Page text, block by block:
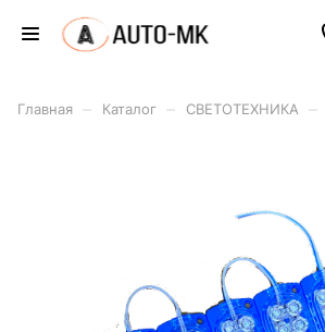
Главная Каталог СВЕТОТЕХНИКА